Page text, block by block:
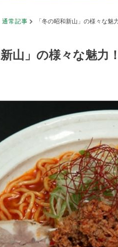
通常記事 「冬の昭和新山」の様々な魅
新山」の様々な魅力